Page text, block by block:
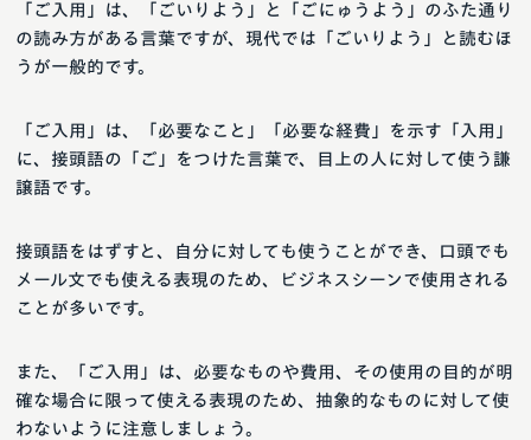
「ご入用」は、「ごいりよう」と「ごにゅうよう」のふた通り
の読み方がある言葉ですが、現代では「ごいりよう」と読むほ
うが一般的です。
「ご入用」は、「必要なこと」「必要な経費」を示す「入用」
に、接頭語の「ご」をつけた言葉で、目上の人に対して使う謙
譲語です。
接頭語をはずすと、自分に対しても使うことができ、口頭でも
メール文でも使える表現のため、ビジネスシーンで使用される
ことが多いです。
また、「ご入用」は、必要なものや費用、その使用の目的が明
確な場合に限って使える表現のため、抽象的なものに対して使
わないように注意しましょう。